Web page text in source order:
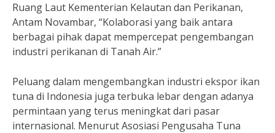
Ruang Laut Kementerian Kelautan dan Perikanan,
Antam Novambar, “Kolaborasi yang baik antara
berbagai pihak dapat mempercepat pengembangan
industri perikanan di Tanah Air.”
Peluang dalam mengembangkan industri ekspor ikan
tuna di Indonesia juga terbuka lebar dengan adanya
permintaan yang terus meningkat dari pasar
internasional. Menurut Asosiasi Pengusaha Tuna